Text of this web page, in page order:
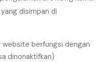
disimpan di
website berfungsi dengan
dinonaktifkan)